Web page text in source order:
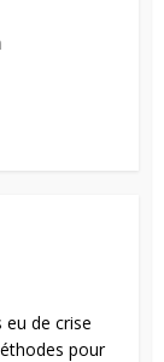
eu de crise
pour